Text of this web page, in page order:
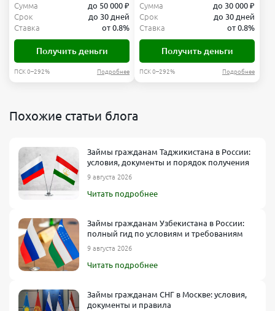
Сумма
до 50 000 ₽
Срок
до 30 дней
Ставка
от 0.8%
Получить деньги
ПСК 0–292% Подробнее
Сумма
до 30 000 ₽
Срок
до 30 дней
Ставка
от 0.8%
Получить деньги
ПСК 0–292% Подробнее
Похожие статьи блога
Займы гражданам Таджикистана в России:
условия, документы и порядок получения
9 августа 2026
Читать подробнее
Займы гражданам Узбекистана в России:
полный гид по условиям и требованиям
9 августа 2026
Читать подробнее
Займы гражданам СНГ в Москве: условия,
документы и правила